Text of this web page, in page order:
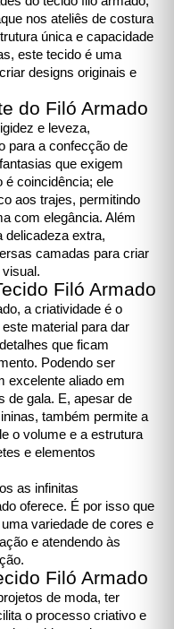
nos ateliês de costura
única e capacidade
este tecido é uma
designs originais e
do Filó Armado
e leveza,
para a confecção de
que exigem
é coincidência; ele
aos trajes, permitindo
com elegância. Além
delicadeza extra,
camadas para criar
Filó Armado
a criatividade é o
material para dar
que ficam
Podendo ser
excelente aliado em
de gala. E, apesar de
também permite a
o volume e a estrutura
e elementos
as infinitas
oferece. É por isso que
variedade de cores e
e atendendo às
Filó Armado
de moda, ter
o processo criativo e